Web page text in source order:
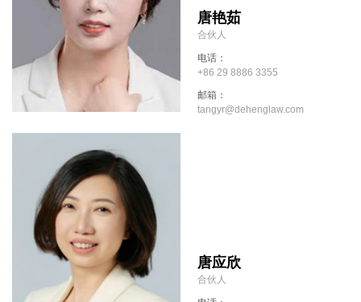
唐艳茹
合伙人
电话：
+86 29 8886 3355
邮箱：
tangyr@dehenglaw.com
唐应欣
合伙人